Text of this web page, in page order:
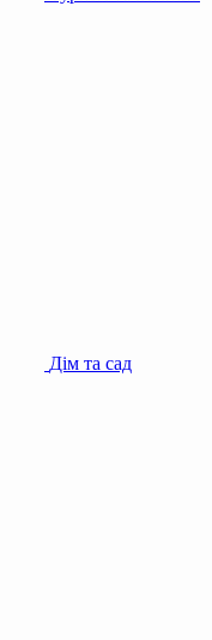
Дім та сад